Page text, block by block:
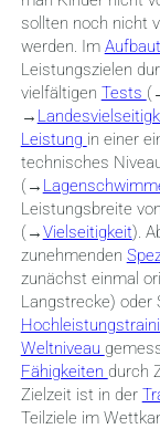
sollten noch nicht
werden. Im
Leistungszielen
vielfältigen Tests
→
Leistung in einer
technisches
(→
Leistungsbreite
(→Vielseitigkeit).
zunehmenden
zunächst einmal
Langstrecke) oder
Weltniveau
Fähigkeiten durch
Zielzeit ist in der
Teilziele im